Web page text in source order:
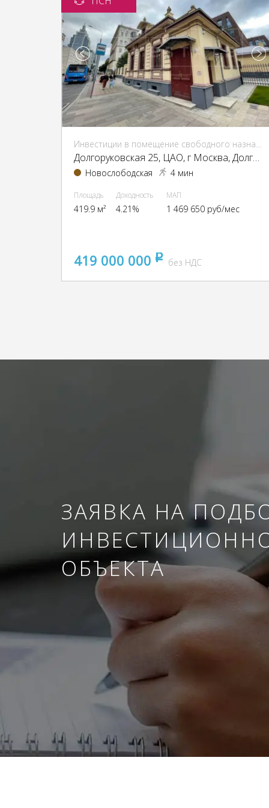
Инвестиции в помещение свободного назначения (ПСН)
Долгоруковская 25, ЦАО, г Москва, Долгоруковская ул., 25
Новослободская 4 мин
Площадь
419.9 м²
Доходность
4.21%
МАП
1 469 650 руб/мес
419 000 000 pуббез НДС
ЗАЯВКА НА
ОБЪЕКТА